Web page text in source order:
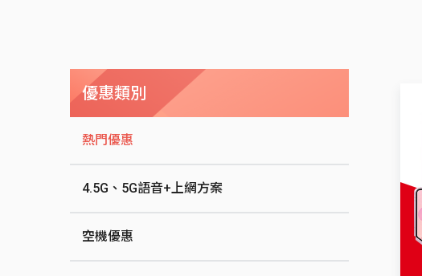
優惠類別
熱門優惠
4.5G、5G語音+上網方案
空機優惠